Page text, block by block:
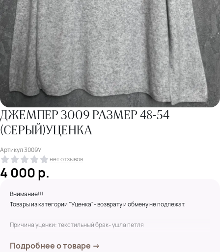
ДЖЕМПЕР 3009 РАЗМЕР 48-54
(СЕРЫЙ)УЦЕНКА
Артикул3009У
нет отзывов
4 000р.
Внимание!!!
Товары из категории "Уценка"- возврату и обмену не подлежат.
Причина уценки: текстильный брак- ушла петля
Замеры по изделию:
Подробнее о товаре →